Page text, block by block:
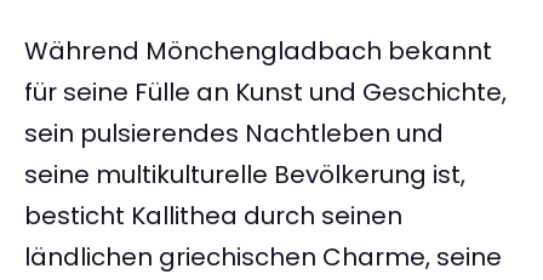
Während Mönchengladbach bekannt
für seine Fülle an Kunst und Geschichte,
sein pulsierendes Nachtleben und
seine multikulturelle Bevölkerung ist,
besticht Kallithea durch seinen
ländlichen griechischen Charme, seine